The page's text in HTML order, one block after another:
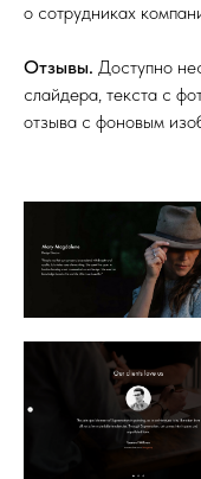
о сотрудниках
Отзывы. Доступно
слайдера, текста с
отзыва с фоновым